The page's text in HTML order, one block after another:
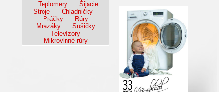
Teplomery
Šijacie
Stroje
Chladničky
Práčky
Rúry
Mrazáky
Sušičky
Televízory
Mikrovlnné rúry